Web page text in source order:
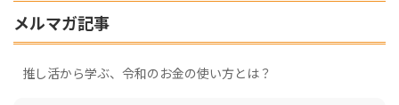
メルマガ記事
推し活から学ぶ、令和のお金の使い方とは？